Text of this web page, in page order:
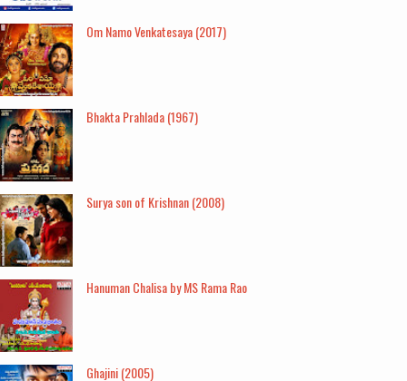
Om Namo Venkatesaya (2017)
Bhakta Prahlada (1967)
Surya son of Krishnan (2008)
Hanuman Chalisa by MS Rama Rao
Ghajini (2005)